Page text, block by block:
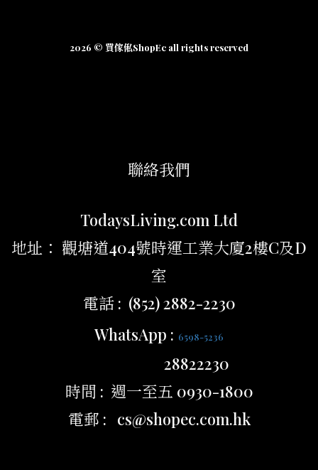
2026 © 買傢俬ShopEc all rights reserved
聯絡我們
TodaysLiving.com Ltd
地址： 觀塘道404號時運工業大廈2樓C及D
室
電話 : (852) 2882-2230
WhatsApp : 6598-5236
28822230
時間 : 週一至五 0930-1800
電郵 : cs@shopec.com.hk